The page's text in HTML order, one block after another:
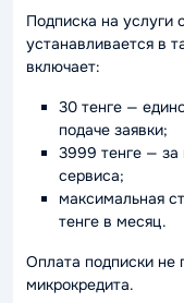
Подписка на услуги
устанавливается в
включает:
30 тенге —
подаче заявки;
3999 тенге — за
сервиса;
максимальная
тенге в месяц.
Оплата подписки не
микрокредита.